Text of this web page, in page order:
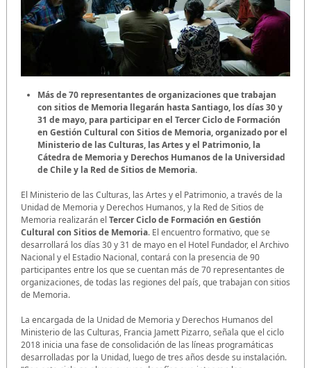
Más de 70 representantes de organizaciones que trabajan
con sitios de Memoria llegarán hasta Santiago, los días 30 y
31 de mayo, para participar en el Tercer Ciclo de Formación
en Gestión Cultural con Sitios de Memoria, organizado por el
Ministerio de las Culturas, las Artes y el Patrimonio, la
Cátedra de Memoria y Derechos Humanos de la Universidad
de Chile y la Red de Sitios de Memoria.
El Ministerio de las Culturas, las Artes y el Patrimonio, a través de la
Unidad de Memoria y Derechos Humanos, y la Red de Sitios de
Memoria realizarán el Tercer Ciclo de Formación en Gestión
Cultural con Sitios de Memoria. El encuentro formativo, que se
desarrollará los días 30 y 31 de mayo en el Hotel Fundador, el Archivo
Nacional y el Estadio Nacional, contará con la presencia de 90
participantes entre los que se cuentan más de 70 representantes de
organizaciones, de todas las regiones del país, que trabajan con sitios
de Memoria.
La encargada de la Unidad de Memoria y Derechos Humanos del
Ministerio de las Culturas, Francia Jamett Pizarro, señala que el ciclo
2018 inicia una fase de consolidación de las líneas programáticas
desarrolladas por la Unidad, luego de tres años desde su instalación.